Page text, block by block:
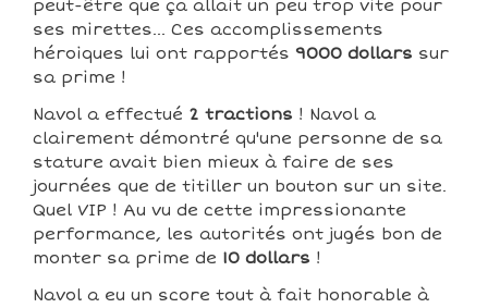
peut-être que ça allait un peu trop vite pour
ses mirettes... Ces accomplissements
héroiques lui ont rapportés 9000 dollars sur
sa prime !
Navol a effectué 2 tractions ! Navol a
clairement démontré qu'une personne de sa
stature avait bien mieux à faire de ses
journées que de titiller un bouton sur un site.
Quel VIP ! Au vu de cette impressionante
performance, les autorités ont jugés bon de
monter sa prime de 10 dollars !
Navol a eu un score tout à fait honorable à